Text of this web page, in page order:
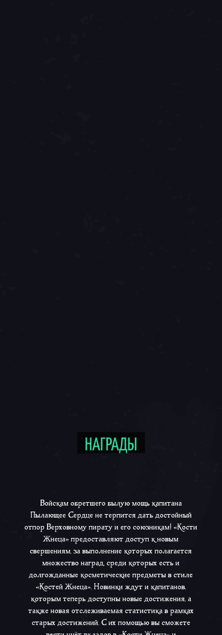
НАГРАДЫ
Войскам обретшего былую мощь капитана
Пылающее Сердце не терпится дать достойный
отпор Верховному пирату и его союзникам! «Кости
Жнеца» предоставляют доступ к новым
свершениям, за выполнение которых полагается
множество наград, среди которых есть и
долгожданные косметические предметы в стиле
«Костей Жнеца». Новинки ждут и капитанов,
которым теперь доступны новые достижения, а
также новая отслеживаемая статистика в рамках
старых достижений. С их помощью вы сможете